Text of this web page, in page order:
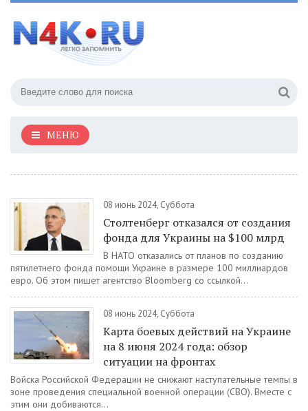
МЕНЮ
08 июнь 2024, Суббота
Столтенберг отказался от создания
фонда для Украины на $100 млрд
В НАТО отказались от планов по созданию
пятилетнего фонда помощи Украине в размере 100 миллиардов
евро. Об этом пишет агентство Bloomberg со ссылкой...
08 июнь 2024, Суббота
Карта боевых действий на Украине
на 8 июня 2024 года: обзор
ситуации на фронтах
Войска Российской Федерации не снижают наступательные темпы в
зоне проведения специальной военной операции (СВО). Вместе с
этим они добиваются...